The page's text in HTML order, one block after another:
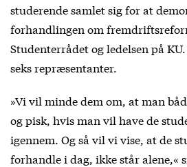
studerende samlet sig for at
forhandlingen om
Studenterrådet og ledelsen på
seks repræsentanter.
»Vi vil minde dem om, at man
og pisk, hvis man vil have de
igennem. Og så vil vi vise, at de
forhandle i dag, ikke står alene,«